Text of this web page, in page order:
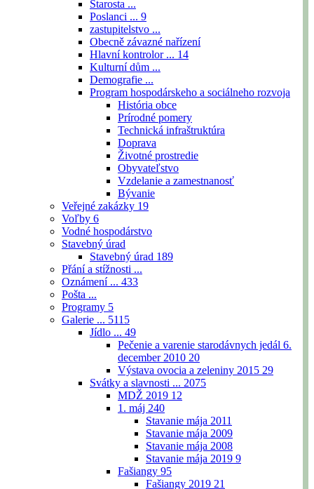
Starosta ...
Poslanci ... 9
zastupitelstvo ...
Obecně závazné nařízení
Hlavní kontrolor ... 14
Kulturní dům ...
Demografie ...
Program hospodárskeho a sociálneho rozvoja
História obce
Prírodné pomery
Technická infraštruktúra
Doprava
Životné prostredie
Obyvateľstvo
Vzdelanie a zamestnanosť
Bývanie
Veřejné zakázky 19
Voľby 6
Vodné hospodárstvo
Stavebný úrad
Stavebný úrad 189
Přání a stížnosti ...
Oznámení ... 433
Pošta ...
Programy 5
Galerie ... 5115
Jídlo ... 49
Pečenie a varenie starodávnych jedál 6.
december 2010 20
Výstava ovocia a zeleniny 2015 29
Svátky a slavnosti ... 2075
MDŽ 2019 12
1. máj 240
Stavanie mája 2011
Stavanie mája 2009
Stavanie mája 2008
Stavanie mája 2019 9
Fašiangy 95
Fašiangy 2019 21